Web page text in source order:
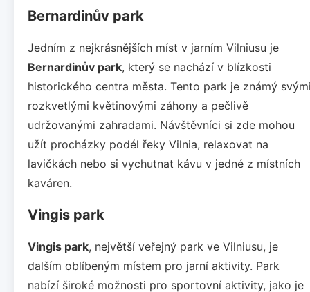
Bernardinův park
Jedním z nejkrásnějších míst v jarním Vilniusu je
Bernardinův park, který se nachází v blízkosti
historického centra města. Tento park je známý
rozkvetlými květinovými záhony a pečlivě
udržovanými zahradami. Návštěvníci si zde mohou
užít procházky podél řeky Vilnia, relaxovat na
lavičkách nebo si vychutnat kávu v jedné z místních
kaváren.
Vingis park
Vingis park, největší veřejný park ve Vilniusu, je
dalším oblíbeným místem pro jarní aktivity. Park
nabízí široké možnosti pro sportovní aktivity, jako je